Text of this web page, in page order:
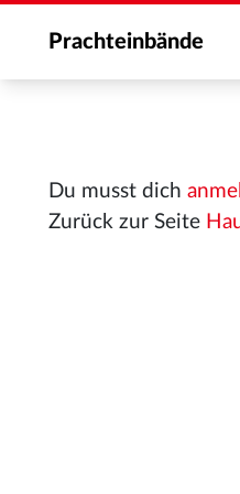
Prachteinbände
Du musst dich
Zurück zur Seite